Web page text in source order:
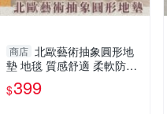
商店 北歐藝術抽象圓形地
墊 地毯 質感舒適 柔軟防滑
床邊地毯 客廳臥室
$399